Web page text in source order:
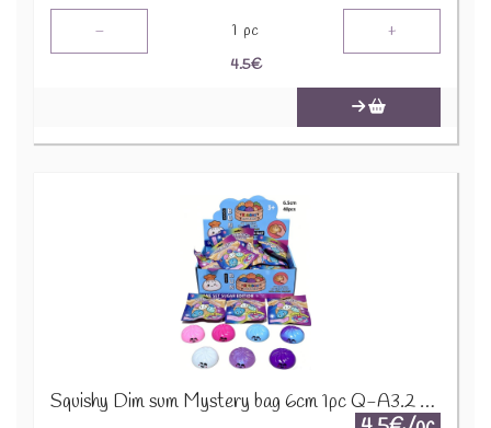
- 1 pc +
4.5€
Squishy Dim sum Mystery bag 6cm 1pc Q-A3.2 TOY003-007